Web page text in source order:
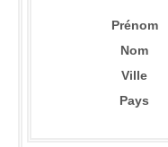
Prénom
Nom
Ville
Pays